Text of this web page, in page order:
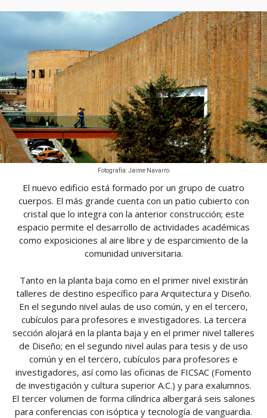
Fotografía: Jaime Navarro
El nuevo edificio está formado por un grupo de cuatro
cuerpos. El más grande cuenta con un patio cubierto con
cristal que lo integra con la anterior construcción; este
espacio permite el desarrollo de actividades académicas
como exposiciones al aire libre y de esparcimiento de la
comunidad universitaria.
Tanto en la planta baja como en el primer nivel existirán
talleres de destino específico para Arquitectura y Diseño.
En el segundo nivel aulas de uso común, y en el tercero,
cubículos para profesores e investigadores. La tercera
sección alojará en la planta baja y en el primer nivel talleres
de Diseño; en el segundo nivel aulas para tesis y de uso
común y en el tercero, cubículos para profesores e
investigadores, así como las oficinas de FICSAC (Fomento
de investigación y cultura superior A.C.) y para exalumnos.
El tercer volumen de forma cilíndrica albergará seis salones
para conferencias con isóptica y tecnología de vanguardia.